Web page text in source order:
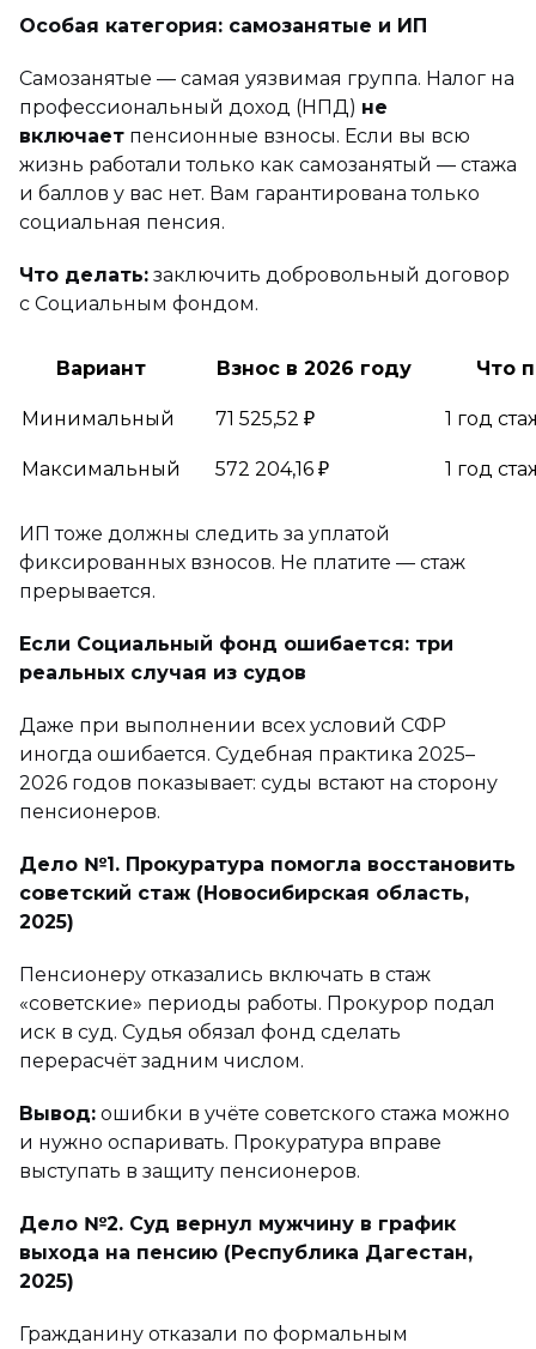
Особая категория: самозанятые и ИП
Самозанятые — самая уязвимая группа. Налог на
профессиональный доход (НПД) не
включает пенсионные взносы. Если вы всю
жизнь работали только как самозанятый — стажа
и баллов у вас нет. Вам гарантирована только
социальная пенсия.
Что делать: заключить добровольный договор
с Социальным фондом.
Вариант Взнос в 2026 году Что
Минимальный 71 525,52 ₽ 1 год
Максимальный 572 204,16 ₽ 1 год
ИП тоже должны следить за уплатой
фиксированных взносов. Не платите — стаж
прерывается.
Если Социальный фонд ошибается: три
реальных случая из судов
Даже при выполнении всех условий СФР
иногда ошибается. Судебная практика 2025–
2026 годов показывает: суды встают на сторону
пенсионеров.
Дело №1. Прокуратура помогла восстановить
советский стаж (Новосибирская область,
2025)
Пенсионеру отказались включать в стаж
«советские» периоды работы. Прокурор подал
иск в суд. Судья обязал фонд сделать
перерасчёт задним числом.
Вывод: ошибки в учёте советского стажа можно
и нужно оспаривать. Прокуратура вправе
выступать в защиту пенсионеров.
Дело №2. Суд вернул мужчину в график
выхода на пенсию (Республика Дагестан,
2025)
Гражданину отказали по формальным